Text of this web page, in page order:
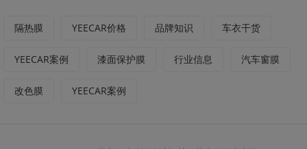
隔热膜 YEECAR价格 品牌知识 车衣干货
YEECAR案例 漆面保护膜 行业信息 汽车窗膜
改色膜 YEECAR案例